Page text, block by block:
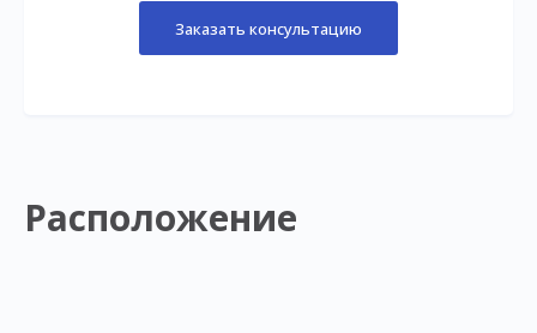
Заказать консультацию
Расположение